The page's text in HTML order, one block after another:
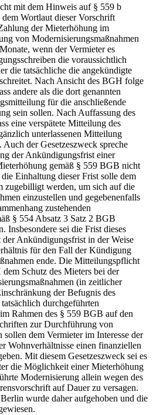
mit dem Hinweis auf § 559 b
Wortlaut dieser Vorschrift
der Mieterhöhung im
von Modernisierungsmaßnahmen
wenn der Vermieter es
die voraussichtlich
die tatsächliche die angekündigte
Nach Ansicht des BGH folge
andere als die dort genannten
für die anschließende
sein sollen. Nach Auffassung des
eine verspätete Mitteilung des
unterlassenen Mitteilung
der Gesetzeszweck spreche
der Ankündigungsfrist einer
gemäß § 559 BGB nicht
Einhaltung dieser Frist solle dem
zugebilligt werden, um sich auf die
einzustellen und gegebenenfalls
zustehenden
§ 554 Absatz 3 Satz 2 BGB
Insbesondere sei die Frist dieses
Ankündigungsfrist in der Weise
für den Fall der Kündigung
ende. Die Mitteilungspflicht
Schutz des Mieters bei der
(in zeitlicher
der Befugnis des
durchgeführten
Rahmen des § 559 BGB auf den
zur Durchführung von
dem Vermieter im Interesse der
Wohnverhältnisse einen finanziellen
Mit diesem Gesetzeszweck sei es
die Möglichkeit einer Mieterhöhung
Modernisierung allein wegen des
auf Dauer zu versagen.
wurde daher aufgehoben und die